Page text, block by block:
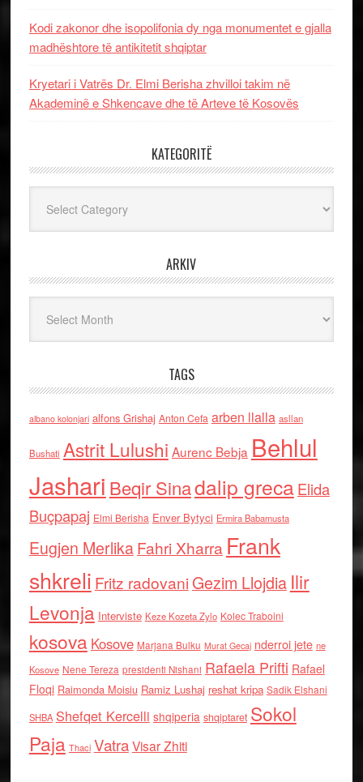
Kodi zakonor dhe isopolifonia dy nga monumentet e gjalla
madhështore të antikitetit shqiptar
Kryetari i Vatrës Dr. Elmi Berisha zhvilloi takim në
Akademinë e Shkencave dhe të Arteve të Kosovës
KATEGORITË
ARKIV
TAGS
albano kolonjari alfons Grishaj Anton Cefa arben llalla asllan
Bushati Astrit Lulushi Aurenc Bebja Behlul
Jashari Beqir Sinadalip grecaElida
Buçpapaj Elmi Berisha Enver Bytyci Ermira Babamusta
Eugjen MerlikaFahri Xharra Frank
shkreli Fritz radovaniGezim Llojdia Ilir
Levonja Interviste Keze Kozeta Zylo Kolec Traboini
kosova Kosove Marjana Bulku Murat Gecaj nderroi jete ne
Kosove Nene Tereza presidenti Nishani Rafaela Prifti Rafael
Floqi Raimonda Moisiu Ramiz Lushaj reshat kripa Sadik Elshani
SHBA Shefqet Kercelli shqiperia shqiptaret Sokol
Paja Thaci VatraVisar Zhiti